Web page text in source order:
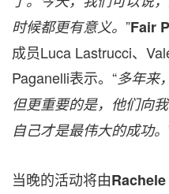
时候都更有意义。 ”Fair
成员Luca Lastrucci、
Paganelli表示。“多年来
但更重要的是， 他们向
自己才是最伟大的成功。
当晚的活动将由Rachele